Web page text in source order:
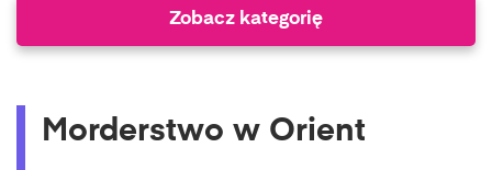
Zobacz kategorię
Morderstwo w Orient